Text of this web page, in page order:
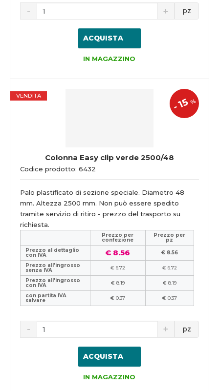
pz
ACQUISTA
IN MAGAZZINO
Colonna Easy clip verde 2500/48
Codice prodotto: 6432
-15%
VENDITA
Palo plastificato di sezione speciale. Diametro 48
mm. Altezza 2500 mm. Non può essere spedito
tramite servizio di ritiro - prezzo del trasporto su
richiesta.
Prezzo per
confezione
Prezzo per
pz
Prezzo al dettaglio
con IVA € 8.56
€ 8.56
Prezzo all'ingrosso
senza IVA € 6.72
€ 6.72
Prezzo all'ingrosso
con IVA € 8.19
€ 8.19
con partita IVA
salvare € 0.37 € 0.37
pz
ACQUISTA
IN MAGAZZINO